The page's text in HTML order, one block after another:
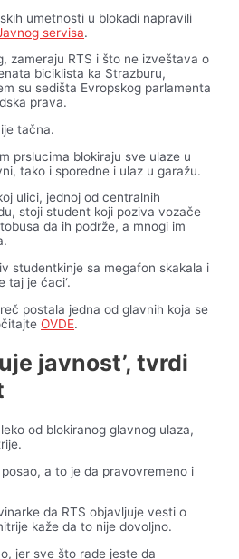
umetnosti u blokadi napravili
servisa.
zameraju RTS i što ne izveštava o
biciklista ka Strazburu,
su sedišta Evropskog parlamenta
prava.
tačna.
prslucima blokiraju sve ulaze u
tako i sporedne i ulaz u garažu.
ulici, jednoj od centralnih
stoji student koji poziva vozače
da ih podrže, a mnogi im
studentkinje sa megafon skakala i
taj je ćaci‘.
postala jedna od glavnih koja se
OVDE.
javnost’, tvrdi
od blokiranog glavnog ulaza,
a to je da pravovremeno i
da RTS objavljuje vesti o
kaže da to nije dovoljno.
jer sve što rade jeste da